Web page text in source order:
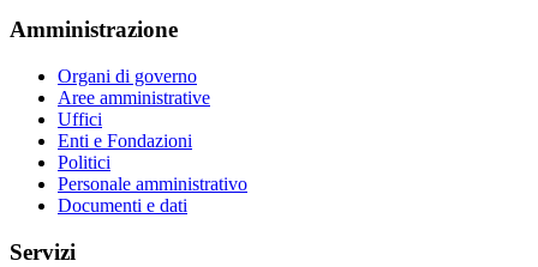
Amministrazione
Organi di governo
Aree amministrative
Uffici
Enti e Fondazioni
Politici
Personale amministrativo
Documenti e dati
Servizi